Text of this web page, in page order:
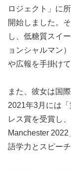
ロジェクト」に
開始しました。
し、低糖質スイ
ョンシャルマン
や広報を手掛けて
また、彼女は国
2021年3月には
レス賞を受賞し
Manchester
語学力とスピー